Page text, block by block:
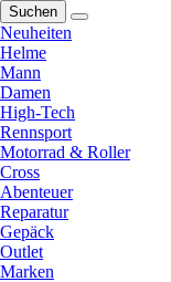
Suchen
Neuheiten
Helme
Mann
Damen
High-Tech
Rennsport
Motorrad & Roller
Cross
Abenteuer
Reparatur
Gepäck
Outlet
Marken